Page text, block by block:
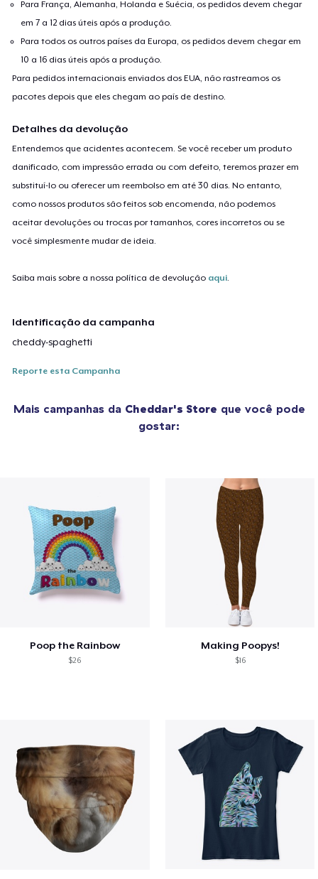
Para França, Alemanha, Holanda e Suécia, os pedidos devem chegar
em 7 a 12 dias úteis após a produção.
Para todos os outros países da Europa, os pedidos devem chegar em
10 a 16 dias úteis após a produção.
Para pedidos internacionais enviados dos EUA, não rastreamos os
pacotes depois que eles chegam ao país de destino.
Detalhes da devolução
Entendemos que acidentes acontecem. Se você receber um produto
danificado, com impressão errada ou com defeito, teremos prazer em
substituí-lo ou oferecer um reembolso em até 30 dias. No entanto,
como nossos produtos são feitos sob encomenda, não podemos
aceitar devoluções ou trocas por tamanhos, cores incorretos ou se
você simplesmente mudar de ideia.
Saiba mais sobre a nossa política de devolução aqui
Identificação da campanha
cheddy-spaghetti
Reporte esta Campanha
Mais campanhas da Cheddar's Store que você pode
gostar:
Poop the Rainbow
$26
Making Poopys!
$16